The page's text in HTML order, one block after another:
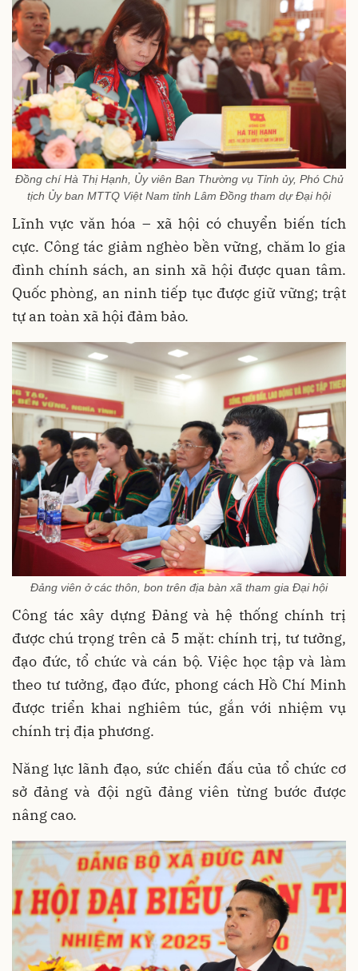
Đồng chí Hà Thị Hạnh, Ủy viên Ban Thường vụ Tỉnh ủy, Phó Chủ
tịch Ủy ban MTTQ Việt Nam tỉnh Lâm Đồng tham dự Đại hội
Lĩnh vực văn hóa – xã hội có chuyển biến tích
cực. Công tác giảm nghèo bền vững, chăm lo gia
đình chính sách, an sinh xã hội được quan tâm.
Quốc phòng, an ninh tiếp tục được giữ vững; trật
tự an toàn xã hội đảm bảo.
Đảng viên ở các thôn, bon trên địa bàn xã tham gia Đại hội
Công tác xây dựng Đảng và hệ thống chính trị
được chú trọng trên cả 5 mặt: chính trị, tư tưởng,
đạo đức, tổ chức và cán bộ. Việc học tập và làm
theo tư tưởng, đạo đức, phong cách Hồ Chí Minh
được triển khai nghiêm túc, gắn với nhiệm vụ
chính trị địa phương.
Năng lực lãnh đạo, sức chiến đấu của tổ chức cơ
sở đảng và đội ngũ đảng viên từng bước được
nâng cao.